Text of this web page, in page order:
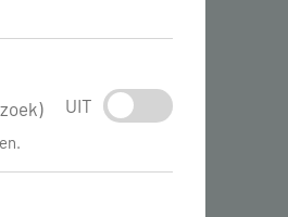
UIT